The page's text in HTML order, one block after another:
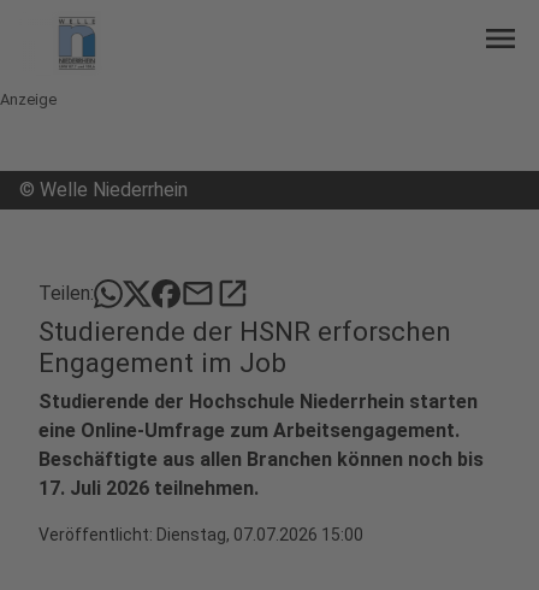
menu
Anzeige
© Welle Niederrhein
Teilen: mailopen_in_new
Studierende der HSNR erforschen
Engagement im Job
Studierende der Hochschule Niederrhein starten
eine Online-Umfrage zum Arbeitsengagement.
Beschäftigte aus allen Branchen können noch bis
17. Juli 2026 teilnehmen.
Veröffentlicht: Dienstag, 07.07.2026 15:00